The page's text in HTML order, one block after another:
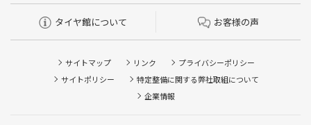
タイヤ館について お客様の声
サイトマップ リンク
プライバシーポリシー
サイトポリシー
特定整備に関する弊社取組について
企業情報